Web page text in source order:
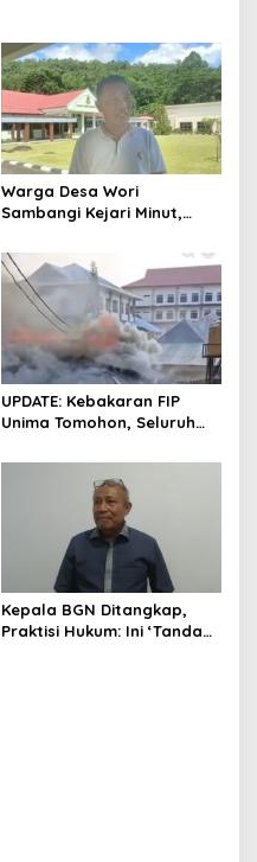
Warga Desa Wori
Sambangi Kejari Minut,
Laporan Dugaan Korupsi
Dana Desa
UPDATE: Kebakaran FIP
Unima Tomohon, Seluruh
Terbakar
Kepala BGN Ditangkap,
Praktisi Hukum: Ini ‘Tanda